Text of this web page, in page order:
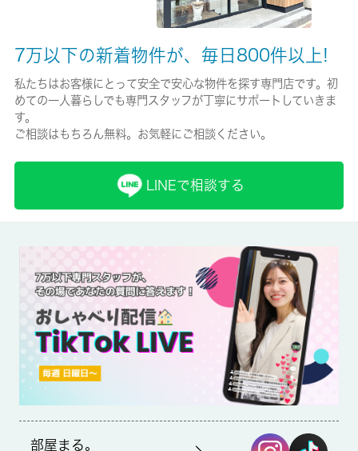
保険加入/料金
有/20000円
保険名/保険期間
-/2年
賃貸区分/契約期間
一般/2年
取引形態
7万以下の新着物件が、毎日800件以上!
私たちはお客様にとって安全で安心な物件を探す専門店です。初
めての一人暮らしでも専門スタッフが丁寧にサポートしていきま
す。
ご相談はもちろん無料。お気軽にご相談ください。
LINEで相談する
部屋まる。